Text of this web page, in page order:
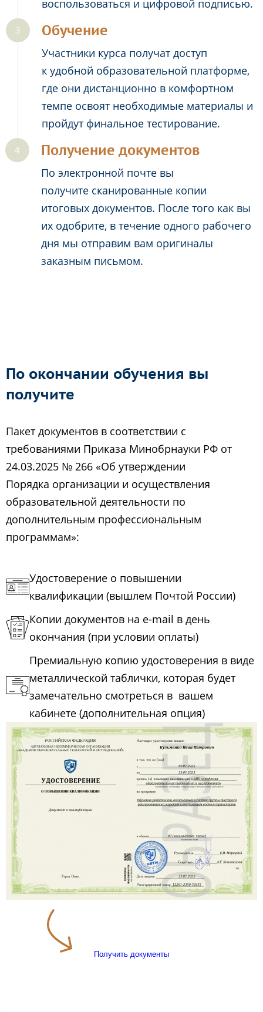
воспользоваться и цифровой подписью.
Обучение
Участники курса получат доступ
к удобной образовательной платформе,
где они дистанционно в комфортном
темпе освоят необходимые материалы и
пройдут финальное тестирование.
Получение документов
По электронной почте вы
получите сканированные копии
итоговых документов. После того как вы
их одобрите, в течение одного рабочего
дня мы отправим вам оригиналы
заказным письмом.
По окончании обучения вы
получите
Пакет документов в соответствии с
требованиями Приказа Минобрнауки РФ от
24.03.2025 № 266 «Об утверждении
Порядка организации и осуществления
образовательной деятельности по
дополнительным профессиональным
программам»:
Удостоверение о повышении
квалификации (вышлем Почтой России)
Копии документов на e-mail в день
окончания (при условии оплаты)
Премиальную копию удостоверения в виде
металлической таблички, которая будет
замечательно смотреться в вашем
кабинете (дополнительная опция)
Получить документы